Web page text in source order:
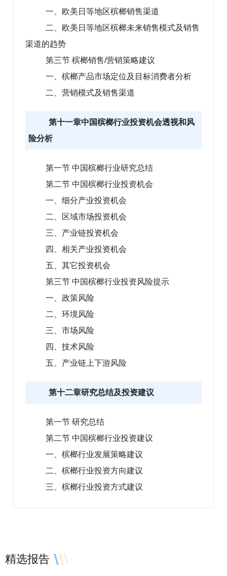
一、欧美日等地区槟榔销售渠道
二、欧美日等地区槟榔未来销售模式及销售
渠道的趋势
第三节 槟榔销售/营销策略建议
一、槟榔产品市场定位及目标消费者分析
二、营销模式及销售渠道
第十一章中国槟榔行业投资机会透视和风
险分析
第一节 中国槟榔行业研究总结
第二节 中国槟榔行业投资机会
一、细分产业投资机会
二、区域市场投资机会
三、产业链投资机会
四、相关产业投资机会
五、其它投资机会
第三节 中国槟榔行业投资风险提示
一、政策风险
二、环境风险
三、市场风险
四、技术风险
五、产业链上下游风险
第十二章研究总结及投资建议
第一节 研究总结
第二节 中国槟榔行业投资建议
一、槟榔行业发展策略建议
二、槟榔行业投资方向建议
三、槟榔行业投资方式建议
精选报告